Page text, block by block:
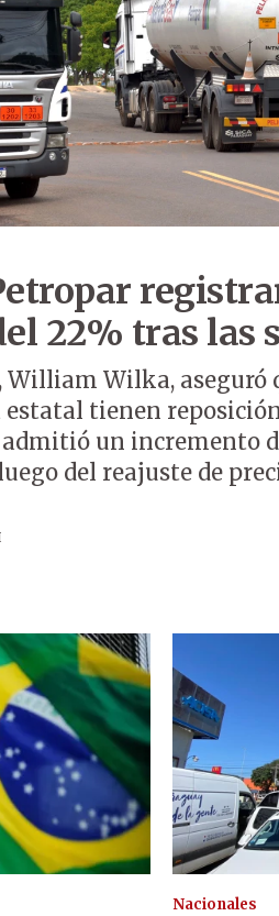
22% tras las
William Wilka, aseguró
estatal tienen
un incremento
del reajuste de
Nacionales